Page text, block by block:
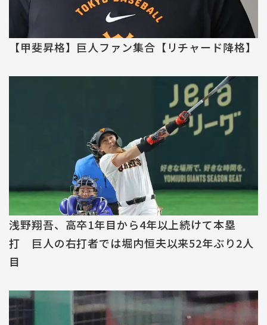
【甲斐昇格】巨人ファン集合【リチャード降格】
浅野翔吾、高卒1年目から4年以上続けて本塁
打 巨人の右打者では堀内恒夫以来52年ぶり2人
目